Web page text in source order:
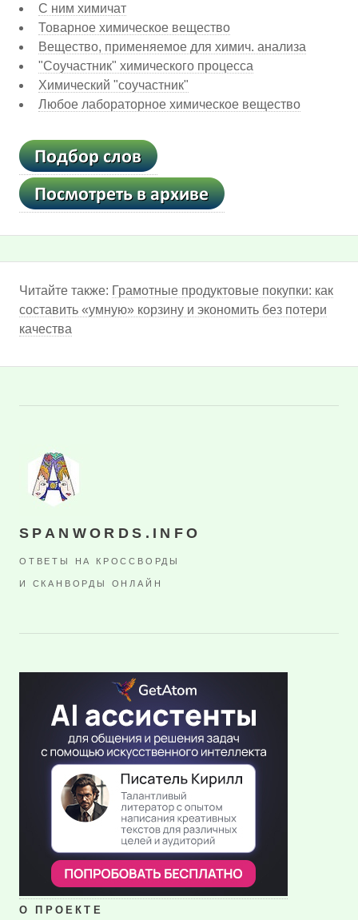
С ним химичат
Товарное химическое вещество
Вещество, применяемое для химич. анализа
"Соучастник" химического процесса
Химический "соучастник"
Любое лабораторное химическое вещество
Читайте также: Грамотные продуктовые покупки: как
составить «умную» корзину и экономить без потери
качества
SPANWORDS.INFO
ОТВЕТЫ НА КРОССВОРДЫ
И СКАНВОРДЫ ОНЛАЙН
О ПРОЕКТЕ